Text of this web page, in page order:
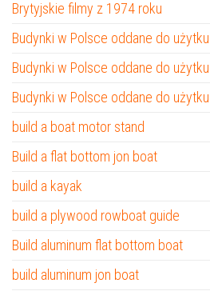
Brytyjskie filmy z 1974 roku
Budynki w Polsce oddane do
Budynki w Polsce oddane do
Budynki w Polsce oddane do
build a boat motor stand
Build a flat bottom jon boat
build a kayak
build a plywood rowboat guide
Build aluminum flat bottom boat
build aluminum jon boat